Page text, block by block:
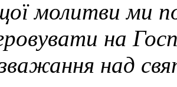
молитви ми
на
над